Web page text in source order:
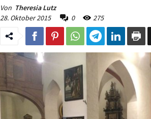
Von Theresia Lutz
28. Oktober 2015
0 275